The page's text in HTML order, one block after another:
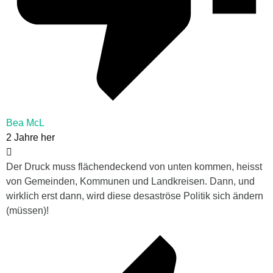
Bea McL
2 Jahre her
Der Druck muss flächendeckend von unten kommen, heisst
von Gemeinden, Kommunen und Landkreisen. Dann, und
wirklich erst dann, wird diese desaströse Politik sich ändern
(müssen)!